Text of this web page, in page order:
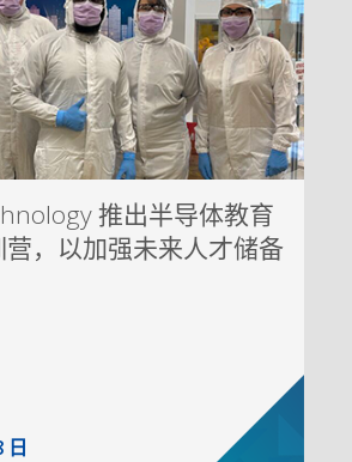
推出半导体教育
，以加强未来人才储备
日